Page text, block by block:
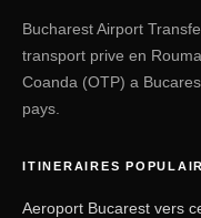
Bucharest Airport
transport prive en
Coanda (OTP) a
pays.
ITINERAIRES
Aeroport Bucarest vers